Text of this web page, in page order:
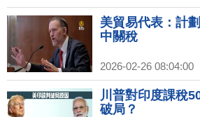
美貿易代表：計
中關稅
2026-02-26 08:04:00
川普對印度課稅
破局？